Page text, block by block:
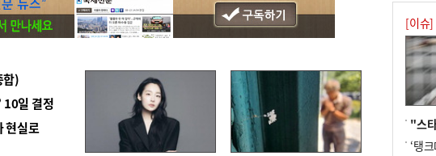
합)
10일 결정
현실로
[이슈]